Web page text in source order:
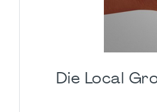
Die Local